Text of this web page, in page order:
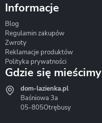
Hydrostop
Informacje
Blog
Regulamin zakupów
Zwroty
Reklamacje produktów
Polityka prywatności
Gdzie się mieścimy
dom-lazienka.pl
Baśniowa 3a
05-805Otrębusy